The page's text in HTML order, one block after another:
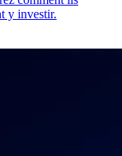
y investir.